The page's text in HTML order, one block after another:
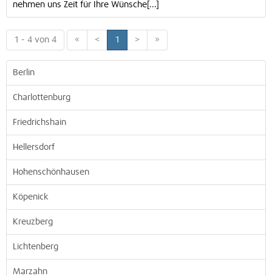
nehmen uns Zeit für Ihre Wünsche[...]
1 - 4 von 4 « < 1 > »
Berlin
Charlottenburg
Friedrichshain
Hellersdorf
Hohenschönhausen
Köpenick
Kreuzberg
Lichtenberg
Marzahn